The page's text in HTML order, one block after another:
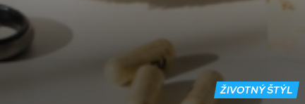
ŽIVOTNÝ ŠTÝL